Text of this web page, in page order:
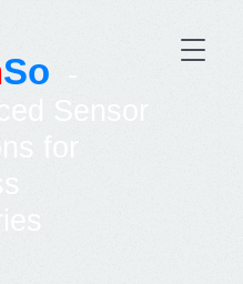
So -
Sensor
for